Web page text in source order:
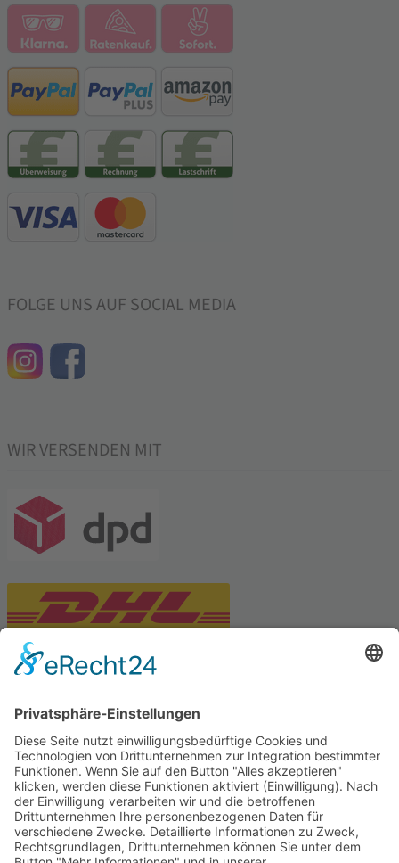
FOLGE UNS AUF SOCIAL MEDIA
WIR VERSENDEN MIT
Tekal – Textile Lebensqualität
Exklusive moderne & Orientteppiche
Feuerwerk XXL
Pyrotechnik online bestellen